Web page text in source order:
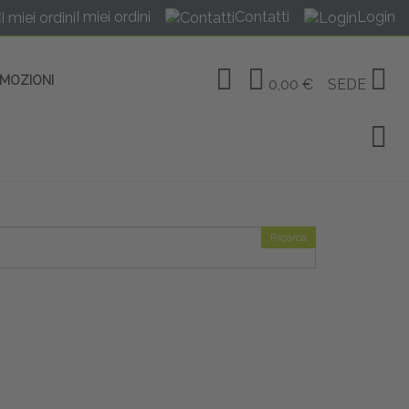
I miei ordini Contatti Login
0,00 € SEDE
Ricerca